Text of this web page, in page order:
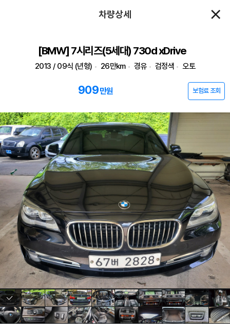
차량상세
[BMW] 7시리즈(5세대) 730d xDrive
2013 / 09식 (년형) 26만km 경유 검정색 오토
909만원 보험료 조회